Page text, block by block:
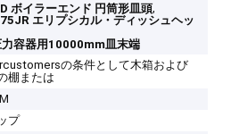
ボイラーエンド 円筒形皿頭,
エリプシカル・ディッシュヘッ
力容器用10000mm皿末端
の条件として木箱および
棚または
プ